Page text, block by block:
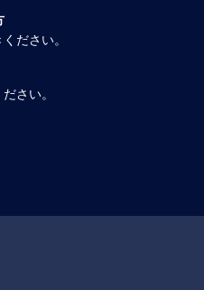
ださい。
さい。